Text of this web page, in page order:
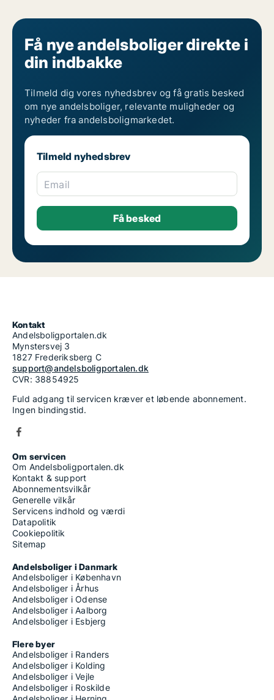
Få nye andelsboliger direkte i
din indbakke
Tilmeld dig vores nyhedsbrev og få gratis besked
om nye andelsboliger, relevante muligheder og
nyheder fra andelsboligmarkedet.
Tilmeld nyhedsbrev
Email
Kontakt
Andelsboligportalen.dk
Mynstersvej 3
1827 Frederiksberg C
support@andelsboligportalen.dk
CVR: 38854925
Fuld adgang til servicen kræver et løbende abonnement.
Ingen bindingstid.
Om servicen
Om Andelsboligportalen.dk
Kontakt & support
Abonnementsvilkår
Generelle vilkår
Servicens indhold og værdi
Datapolitik
Cookiepolitik
Sitemap
Andelsboliger i Danmark
Andelsboliger i København
Andelsboliger i Århus
Andelsboliger i Odense
Andelsboliger i Aalborg
Andelsboliger i Esbjerg
Flere byer
Andelsboliger i Randers
Andelsboliger i Kolding
Andelsboliger i Vejle
Andelsboliger i Roskilde